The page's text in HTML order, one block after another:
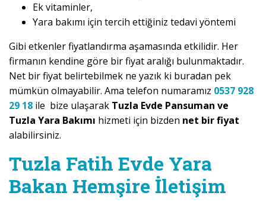
Ek vitaminler,
Yara bakımı için tercih ettiğiniz tedavi yöntemi
Gibi etkenler fiyatlandırma aşamasında etkilidir. Her
firmanın kendine göre bir fiyat aralığı bulunmaktadır.
Net bir fiyat belirtebilmek ne yazık ki buradan pek
mümkün olmayabilir. Ama telefon numaramız 0537 928
29 18 ile bize ulaşarak Tuzla Evde Pansuman ve
Tuzla Yara Bakımı hizmeti için bizden net bir fiyat
alabilirsiniz.
Tuzla Fatih Evde Yara
Bakan Hemşire İletişim